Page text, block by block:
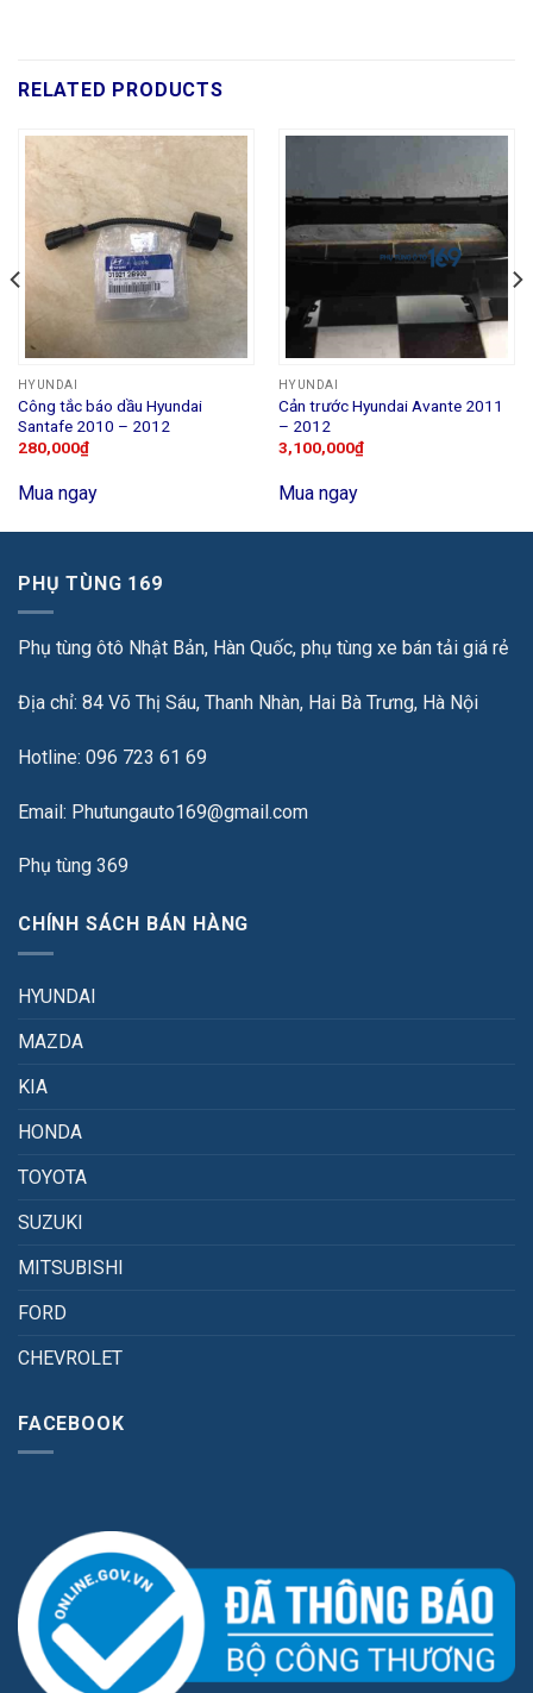
RELATED PRODUCTS
HYUNDAI
Công tắc báo dầu Hyundai
Santafe 2010 – 2012
280,000₫
Mua ngay
HYUNDAI
Cản trước Hyundai Avante 2011
– 2012
3,100,000₫
Mua ngay
PHỤ TÙNG 169
Phụ tùng ôtô Nhật Bản, Hàn Quốc, phụ tùng xe bán tải giá rẻ
Địa chỉ: 84 Võ Thị Sáu, Thanh Nhàn, Hai Bà Trưng, Hà Nội
Hotline: 096 723 61 69
Email: Phutungauto169@gmail.com
Phụ tùng 369
CHÍNH SÁCH BÁN HÀNG
HYUNDAI
MAZDA
KIA
HONDA
TOYOTA
SUZUKI
MITSUBISHI
FORD
CHEVROLET
FACEBOOK